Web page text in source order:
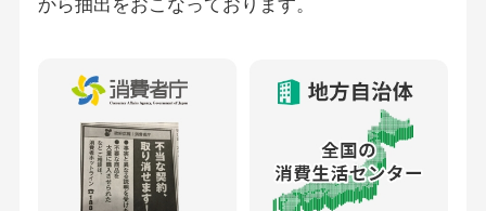
から抽出をおこなっております。